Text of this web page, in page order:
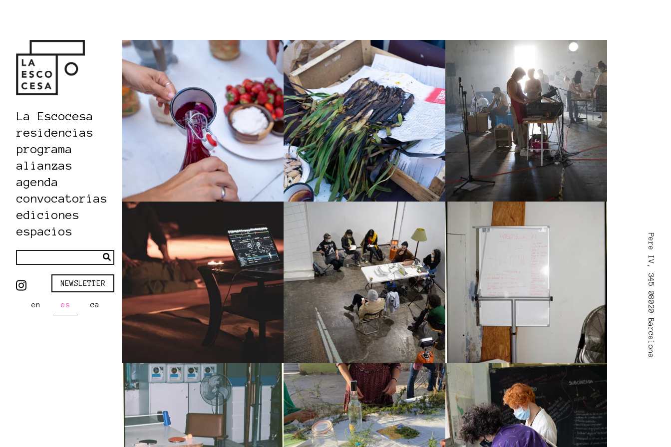
Pere IV, 345 08020 Barcelona
La Escocesa
residencias
programa
alianzas
agenda
convocatorias
ediciones
espacios
NEWSLETTER
en es ca